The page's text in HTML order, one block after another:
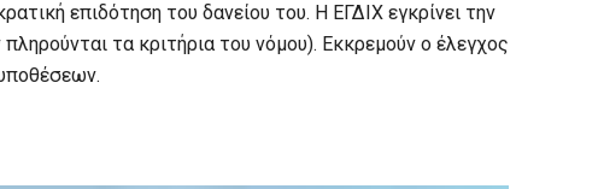
επιδότηση του δανείου του. Η ΕΓΔΙΧ εγκρίνει την
τα κριτήρια του νόμου). Εκκρεμούν ο έλεγχος